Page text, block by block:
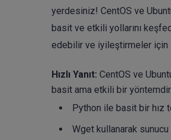
yerdesiniz! CentOS ve
basit ve etkili yollarını
edebilir ve iyileştirmeler için
Hızlı Yanıt: CentOS ve
basit ama etkili bir
Python ile basit bir hız
Wget kullanarak sunucu